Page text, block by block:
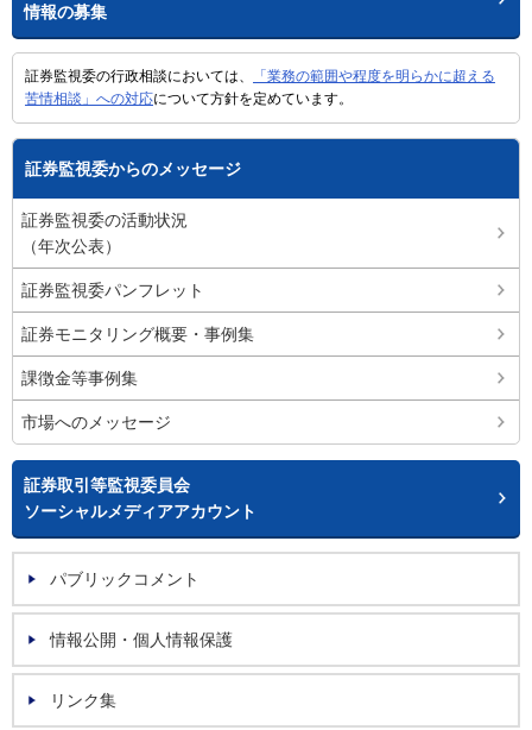
情報の募集
証券監視委の行政相談においては、
「業務の範囲や程度を明らかに超える
苦情相談」への対応について方針を定めています。
証券監視委からのメッセージ
証券監視委の活動状況
（年次公表）
証券監視委パンフレット
証券モニタリング概要・事例集
課徴金等事例集
市場へのメッセージ
証券取引等監視委員会
ソーシャルメディアアカウント
パブリックコメント
情報公開・個人情報保護
リンク集